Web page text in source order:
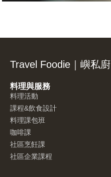
Travel Foodie｜嶼私廚
料理與服務
料理活動
課程&飲食設計
料理課包班
咖啡課
社區烹飪課
社區企業課程